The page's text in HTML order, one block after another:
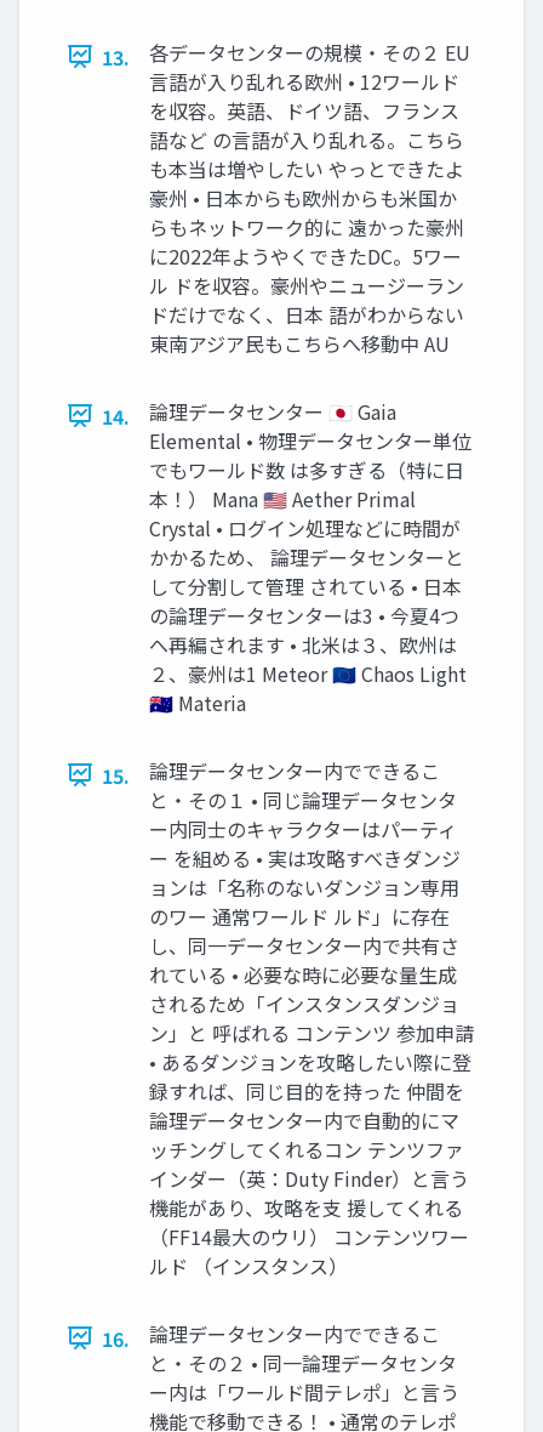
13.
各データセンターの規模・その２ EU
言語が入り乱れる欧州 • 12ワールド
を収容。英語、ドイツ語、フランス
語など の言語が入り乱れる。こちら
も本当は増やしたい やっとできたよ
豪州 • 日本からも欧州からも米国か
らもネットワーク的に 遠かった豪州
に2022年ようやくできたDC。5ワー
ル ドを収容。豪州やニュージーラン
ドだけでなく、日本 語がわからない
東南アジア民もこちらへ移動中 AU
14.
論理データセンター 🇯🇵 Gaia
Elemental • 物理データセンター単位
でもワールド数 は多すぎる（特に日
本！） Mana 🇺🇸 Aether Primal
Crystal • ログイン処理などに時間が
かかるため、 論理データセンターと
して分割して管理 されている • 日本
の論理データセンターは3 • 今夏4つ
へ再編されます • 北米は３、欧州は
２、豪州は1 Meteor 🇪🇺 Chaos Light
🇦🇺 Materia
15.
論理データセンター内でできるこ
と・その１ • 同じ論理データセンタ
ー内同士のキャラクターはパーティ
ー を組める • 実は攻略すべきダンジ
ョンは「名称のないダンジョン専用
のワー 通常ワールド ルド」に存在
し、同一データセンター内で共有さ
れている • 必要な時に必要な量生成
されるため「インスタンスダンジョ
ン」と 呼ばれる コンテンツ 参加申請
• あるダンジョンを攻略したい際に登
録すれば、同じ目的を持った 仲間を
論理データセンター内で自動的にマ
ッチングしてくれるコン テンツファ
インダー（英：Duty Finder）と言う
機能があり、攻略を支 援してくれる
（FF14最大のウリ） コンテンツワー
ルド （インスタンス）
16.
論理データセンター内でできるこ
と・その２ • 同一論理データセンタ
ー内は「ワールド間テレポ」と言う
機能で移動できる！ • 通常のテレポ